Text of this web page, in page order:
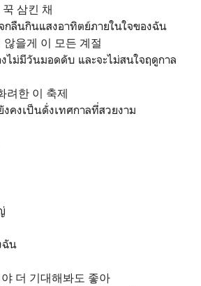
삼킨 채
กลืนกินแสงอาทิตย์ภายในใจของฉัน
을게 이 모든 계절
ไม่มีวันมอดดับ และจะไม่สนใจฤดูกาล
려한 이 축제
งคงเป็นดั่งเทศกาลที่สวยงาม
ฉัน
더 기대해봐도 좋아